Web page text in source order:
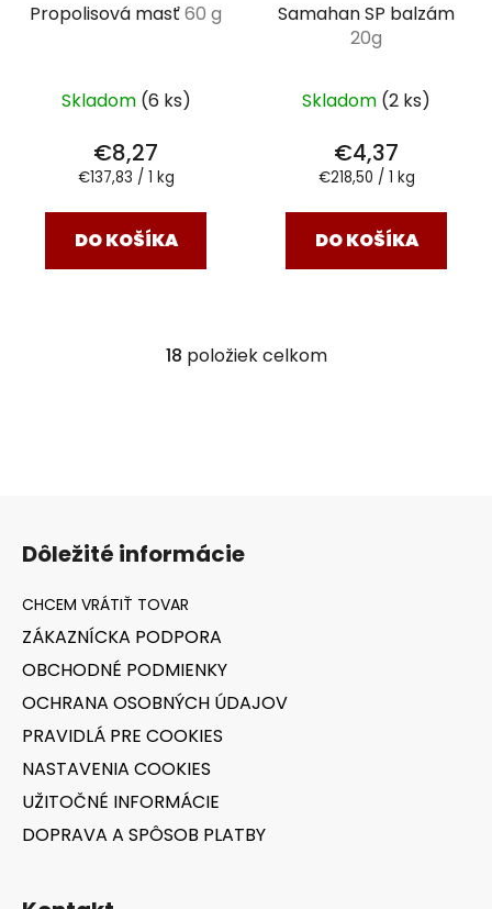
Propolisová masť60 g
Skladom (6 ks)
€8,27
Jednotková
€137,83 / 1 kg
DO KOŠÍKA
Samahan SP balzám
20g
Skladom (2 ks)
€4,37
Jednotková
€218,50 / 1 kg
DO KOŠÍKA
O
e
v
u
18 položiek celkom
Dôležité informácie
ZÁKAZNÍCKA PODPORA
OBCHODNÉ PODMIENKY
OCHRANA OSOBNÝCH ÚDAJOV
PRAVIDLÁ PRE COOKIES
NASTAVENIA COOKIES
UŽITOČNÉ INFORMÁCIE
DOPRAVA A SPÔSOB PLATBY